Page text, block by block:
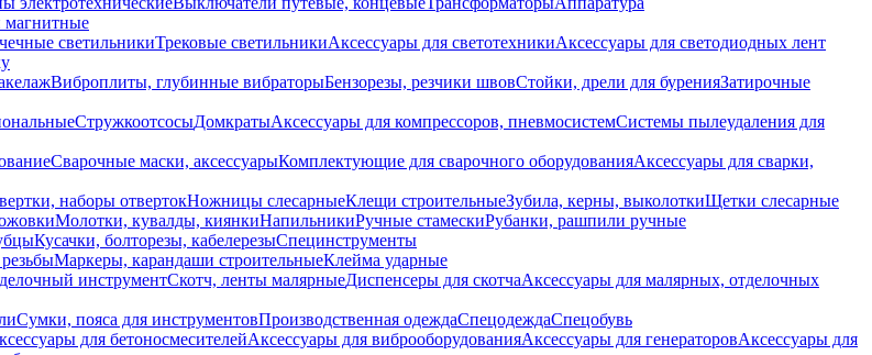
магнитные
светильникиТрековые светильникиАксессуары для светотехникиАксессуары для светодиодных лент
Виброплиты, глубинные вибраторыБензорезы, резчики швовСтойки, дрели для буренияЗатирочные
СтружкоотсосыДомкратыАксессуары для компрессоров, пневмосистемСистемы пылеудаления для
Сварочные маски, аксессуарыКомплектующие для сварочного оборудованияАксессуары для сварки,
наборы отвертокНожницы слесарныеКлещи строительныеЗубила, керны, выколоткиЩетки слесарные
Молотки, кувалды, киянкиНапильникиРучные стамескиРубанки, рашпили ручные
Кусачки, болторезы, кабелерезыСпецинструменты
Маркеры, карандаши строительныеКлейма ударные
инструментСкотч, ленты малярныеДиспенсеры для скотчаАксессуары для малярных, отделочных
Сумки, пояса для инструментовПроизводственная одеждаСпецодеждаСпецобувь
для бетоносмесителейАксессуары для виброоборудованияАксессуары для генераторовАксессуары для